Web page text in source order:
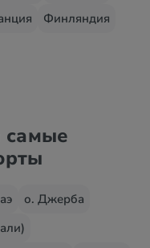
Финляндия
самые
о. Джерба